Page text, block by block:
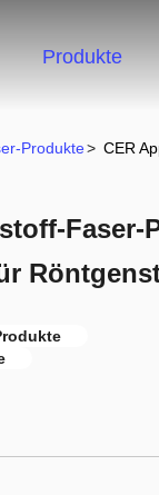
Produkte
Produkte> CER
Faser-